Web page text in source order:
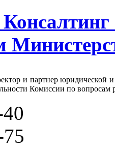
и партнер
Комиссии по вопросам